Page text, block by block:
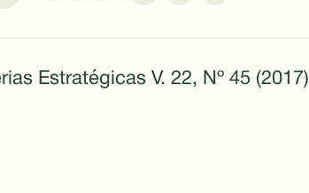
Estratégicas V. 22, Nº 45 (2017)